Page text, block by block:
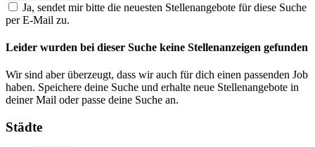
Ja, sendet mir bitte die neuesten Stellenangebote für diese Suche
per E-Mail zu.
Leider wurden bei dieser Suche keine Stellenanzeigen gefunden
Wir sind aber überzeugt, dass wir auch für dich einen passenden Job
haben. Speichere deine Suche und erhalte neue Stellenangebote in
deiner Mail oder passe deine Suche an.
Städte